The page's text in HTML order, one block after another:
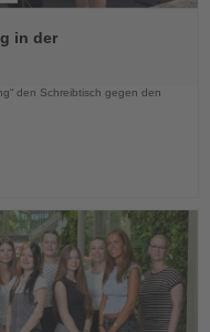
in der
den Schreibtisch gegen den